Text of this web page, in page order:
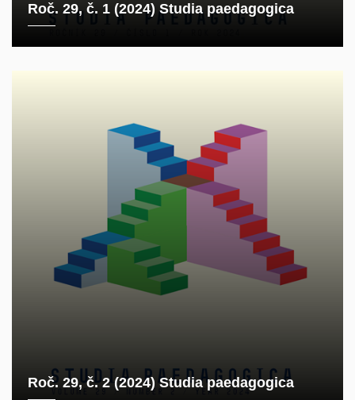
Roč. 29, č. 1 (2024) Studia paedagogica
Roč. 29, č. 2 (2024) Studia paedagogica